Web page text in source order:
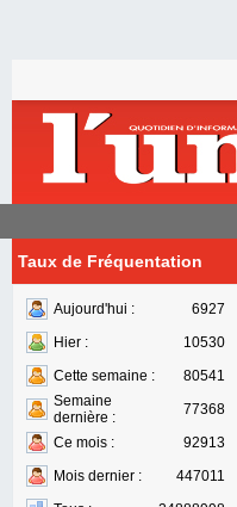
Taux de Fréquentation
Aujourd'hui :
6927
Hier :
10530
Cette semaine :
80541
Semaine
dernière :
77368
Ce mois :
92913
Mois dernier :
447011